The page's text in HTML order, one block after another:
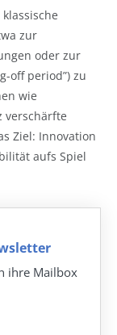
zur
oder zur
off period”) zu
wie
verschärfte
Ziel: Innovation
aufs Spiel
ihre Mailbox